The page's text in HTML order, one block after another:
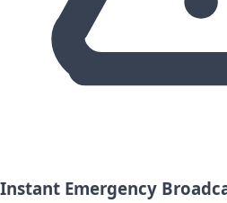
Instant Emergency